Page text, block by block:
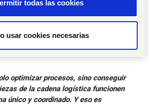
todas las cookies
usar cookies necesarias
entre las distintas soluciones de
para asegurar un flujo de datos
los procesos manuales y lograr el
y precisión en las decisiones del
optimizar procesos, sino conseguir
de la cadena logística funcionen
único y coordinado. Y eso es